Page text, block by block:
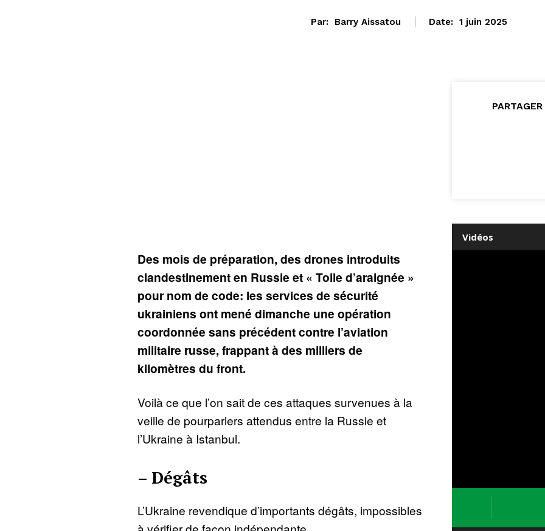
Par: Barry Aissatou Date: 1 juin 2025
Des mois de préparation, des drones introduits
clandestinement en Russie et « Toile d’araignée »
pour nom de code: les services de sécurité
ukrainiens ont mené dimanche une opération
coordonnée sans précédent contre l’aviation
militaire russe, frappant à des milliers de
kilomètres du front.
Voilà ce que l’on sait de ces attaques survenues à la
veille de pourparlers attendus entre la Russie et
l’Ukraine à Istanbul.
– Dégâts
L’Ukraine revendique d’importants dégâts, impossibles
Vidéos